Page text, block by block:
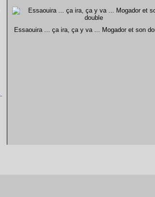
Essaouira ... ça ira, ça y va ... Mogador et son